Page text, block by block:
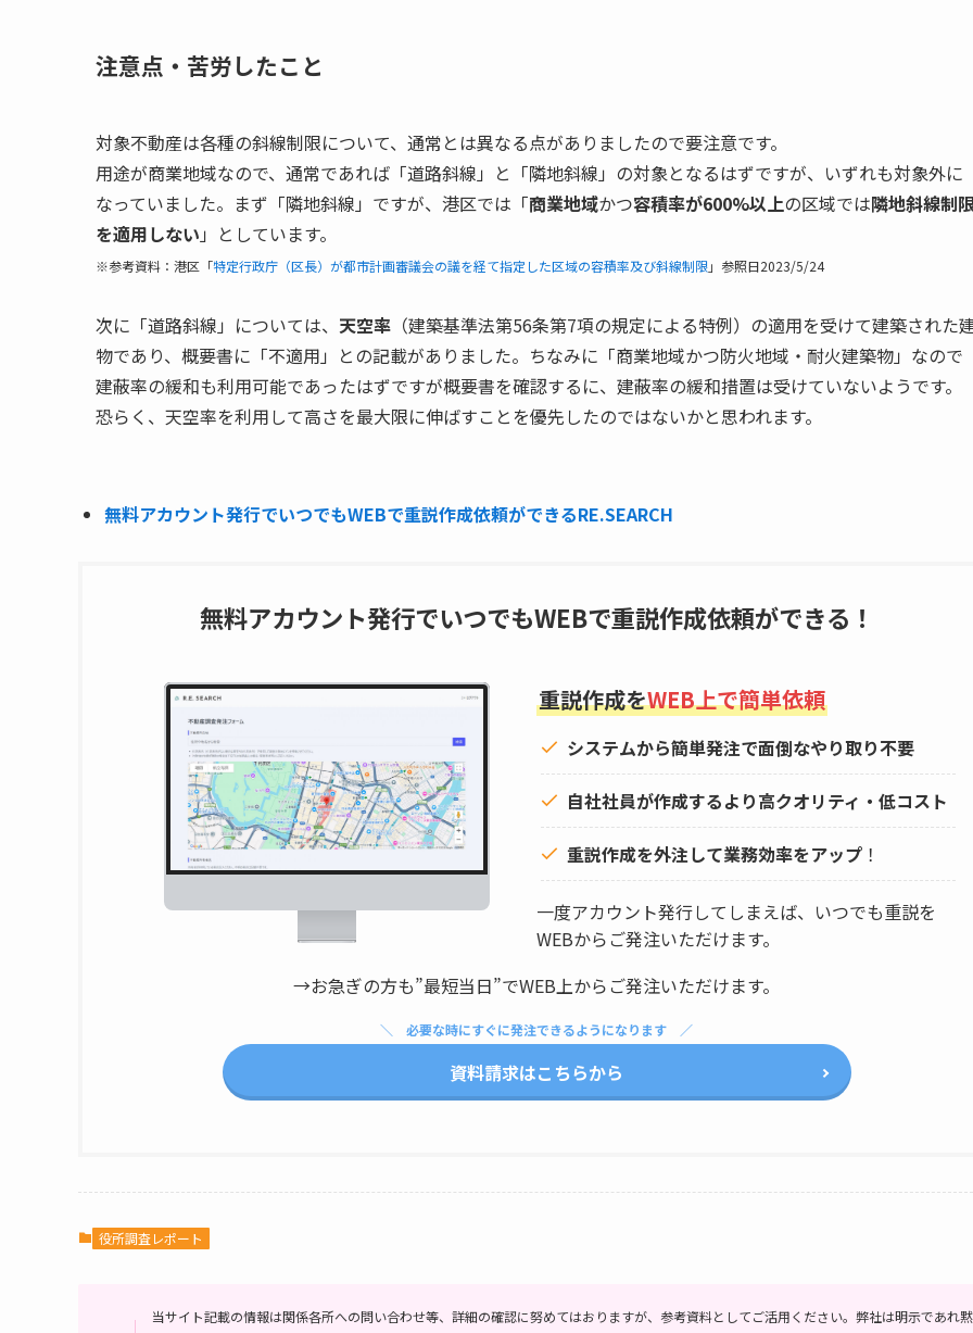
注意点・苦労したこと
対象不動産は各種の斜線制限について、通常とは異なる点がありましたので要注意です。
用途が商業地域なので、通常であれば「道路斜線」と「隣地斜線」の対象となるはずですが、いずれも対象外に
なっていました。まず「隣地斜線」ですが、港区では「商業地域かつ容積率が600%以上の区域では隣地斜線制
を適用しない 」としています。
※参考資料：港区「特定行政庁（区長）が都市計画審議会の議を経て指定した区域の容積率及び斜線制限」参照日2023/5/24
次に「道路斜線」については、 天空率 （建築基準法第56条第7項の規定による特例）の適用を受けて建築された
物であり、概要書に「不適用」との記載がありました。ちなみに「商業地域かつ防火地域・耐火建築物」なので
建蔽率の緩和も利用可能であったはずですが概要書を確認するに、建蔽率の緩和措置は受けていないようです。
恐らく、天空率を利用して高さを最大限に伸ばすことを優先したのではないかと思われます。
無料アカウント発行でいつでもWEBで重説作成依頼ができるRE.SEARCH
無料アカウント発行でいつでもWEBで重説作成依頼ができる！
重説作成をWEB上で簡単依頼
システムから簡単発注で面倒なやり取り不要
自社社員が作成するより高クオリティ・低コスト
重説作成を外注して業務効率をアップ ！
一度アカウント発行してしまえば、いつでも重説を
WEBからご発注いただけます。
→お急ぎの方も”最短当日”でWEB上からご発注いただけます。
必要な時にすぐに発注できるようになります
資料請求はこちらから
役所調査レポート
当サイト記載の情報は関係各所への問い合わせ等、詳細の確認に努めてはおりますが、参考資料としてご活用ください。弊社は明示であれ黙